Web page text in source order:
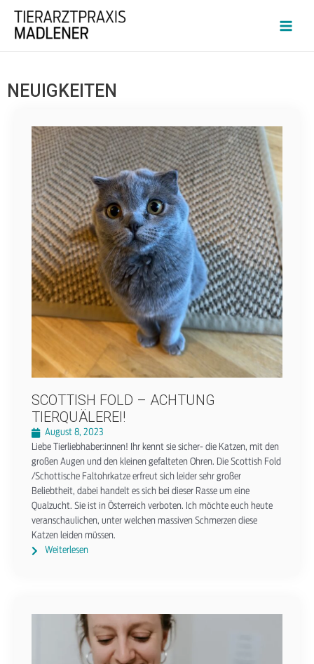
NEUIGKEITEN
SCOTTISH FOLD – ACHTUNG
TIERQUÄLEREI!
August 8, 2023
Liebe Tierliebhaber:innen! Ihr kennt sie sicher- die Katzen, mit den
großen Augen und den kleinen gefalteten Ohren. Die Scottish Fold
/Schottische Faltohrkatze erfreut sich leider sehr großer
Beliebtheit, dabei handelt es sich bei dieser Rasse um eine
Qualzucht. Sie ist in Österreich verboten. Ich möchte euch heute
veranschaulichen, unter welchen massiven Schmerzen diese
Katzen leiden müssen.
Weiterlesen